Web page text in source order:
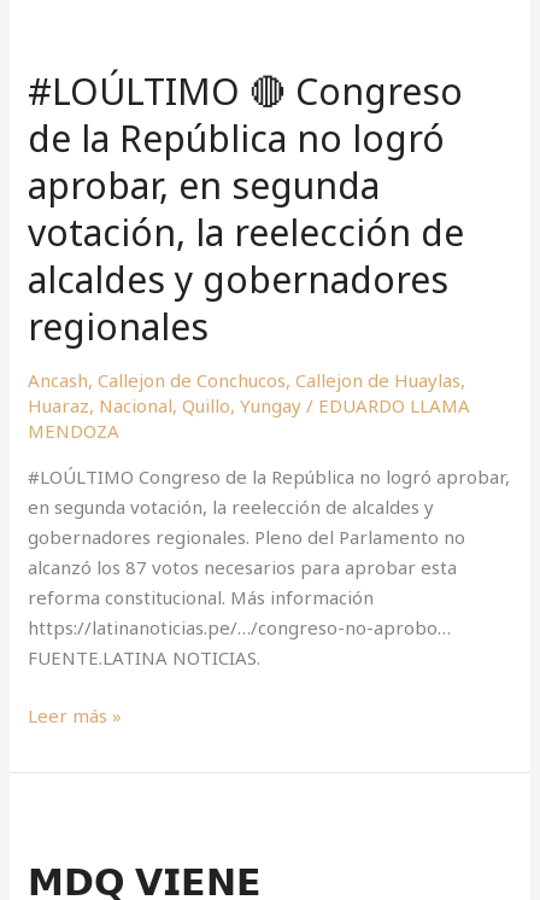
#LOÚLTIMO 🔴 Congreso
de la República no logró
aprobar, en segunda
votación, la reelección de
alcaldes y gobernadores
regionales
Ancash,Callejon de Conchucos,Callejon de Huaylas,
Huaraz, Nacional,Quillo,Yungay / EDUARDO LLAMA
MENDOZA
#LOÚLTIMO Congreso de la República no logró aprobar,
en segunda votación, la reelección de alcaldes y
gobernadores regionales. Pleno del Parlamento no
alcanzó los 87 votos necesarios para aprobar esta
reforma constitucional. Más información
https://latinanoticias.pe/…/congreso-no-aprobo…
FUENTE.LATINA NOTICIAS.
Congreso
la
República
no
logró
aprobar,
en
segunda
votación,
la
reelección
de
alcaldes
y
gobernadores
regionales
Leer más »
𝗠𝗗𝗤 𝗩𝗜𝗘𝗡𝗘
𝗥𝗘𝗔𝗟𝗜𝗭𝗔𝗡𝗗𝗢